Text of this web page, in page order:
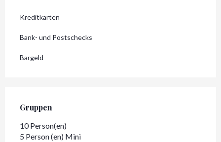
Kreditkarten
Bank- und Postschecks
Bargeld
Gruppen
Gruppen
10 Person(en)
5 Person (en) Mini